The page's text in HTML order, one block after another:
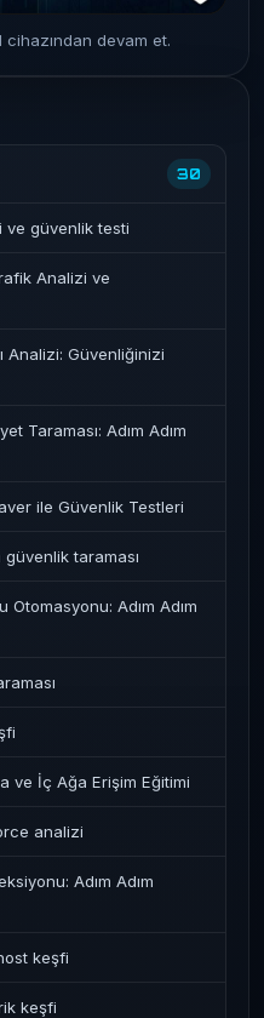
devam et.
30
ve güvenlik testi
Analizi ve
Analizi: Güvenliğinizi
Taraması: Adım Adım
ile Güvenlik Testleri
taraması
Adım Adım
ve İç Ağa Erişim Eğitimi
analizi
Adım Adım
keşfi
keşfi